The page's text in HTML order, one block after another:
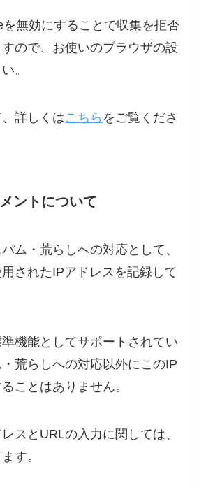
無効にすることで収集を拒否
ので、お使いのブラウザの設
。
詳しくはこちら をご覧くださ
ントについて
ム・荒らしへの対応として、
されたIPアドレスを記録して
機能としてサポートされてい
荒らしへの対応以外にこのIP
ことはありません。
スとURLの入力に関しては、
す。